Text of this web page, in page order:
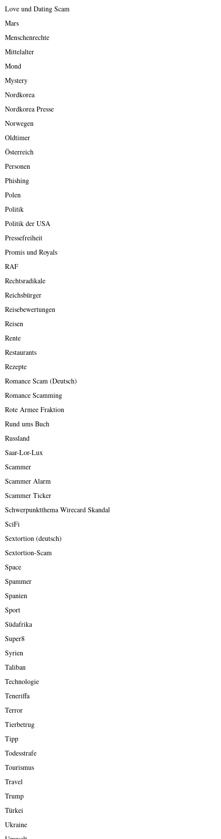
Love und Dating Scam
Mars
Menschenrechte
Mittelalter
Mond
Mystery
Nordkorea
Nordkorea Presse
Norwegen
Oldtimer
Österreich
Personen
Phishing
Polen
Politik
Politik der USA
Pressefreiheit
Promis und Royals
RAF
Rechtsradikale
Reichsbürger
Reisebewertungen
Reisen
Rente
Restaurants
Rezepte
Romance Scam (Deutsch)
Romance Scamming
Rote Armee Fraktion
Rund ums Buch
Russland
Saar-Lor-Lux
Scammer
Scammer Alarm
Scammer Ticker
Schwerpunktthema Wirecard Skandal
SciFi
Sextortion (deutsch)
Sextortion-Scam
Space
Spammer
Spanien
Sport
Südafrika
Super8
Syrien
Taliban
Technologie
Teneriffa
Terror
Tierbetrug
Tipp
Todesstrafe
Tourismus
Travel
Trump
Türkei
Ukraine